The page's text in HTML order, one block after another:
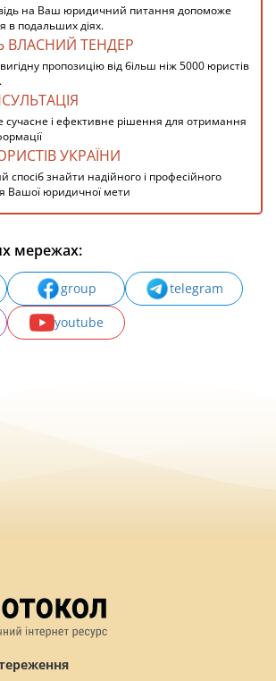
на Ваш юридичний питання допоможе
в подальших діях.
ВЛАСНИЙ ТЕНДЕР
пропозицію від більш ніж 5000 юристів
сучасне і ефективне рішення для отримання
УКРАЇНИ
спосіб знайти надійного і професійного
Вашої юридичної мети
мережах:
group
telegram
youtube